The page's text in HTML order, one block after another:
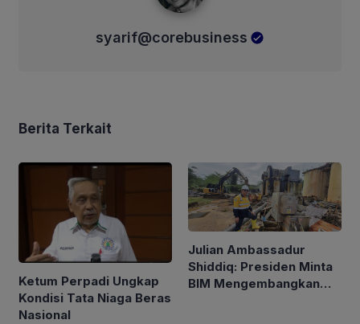
syarif@corebusiness
Berita Terkait
Ketum Perpadi Ungkap
Kondisi Tata Niaga Beras
Nasional
Julian Ambassadur
Shiddiq: Presiden Minta
BIM Mengembangkan